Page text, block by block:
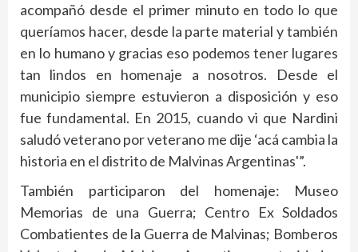
acompañó desde el primer minuto en todo lo que
queríamos hacer, desde la parte material y también
en lo humano y gracias eso podemos tener lugares
tan lindos en homenaje a nosotros. Desde el
municipio siempre estuvieron a disposición y eso
fue fundamental. En 2015, cuando vi que Nardini
saludó veterano por veterano me dije ‘acá cambia la
historia en el distrito de Malvinas Argentinas'”.
También participaron del homenaje: Museo
Memorias de una Guerra; Centro Ex Soldados
Combatientes de la Guerra de Malvinas; Bomberos